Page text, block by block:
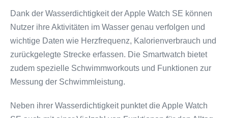
Dank der Wasserdichtigkeit der Apple Watch SE können
Nutzer ihre Aktivitäten im Wasser genau verfolgen und
wichtige Daten wie Herzfrequenz, Kalorienverbrauch und
zurückgelegte Strecke erfassen. Die Smartwatch bietet
zudem spezielle Schwimmworkouts und Funktionen zur
Messung der Schwimmleistung.
Neben ihrer Wasserdichtigkeit punktet die Apple Watch